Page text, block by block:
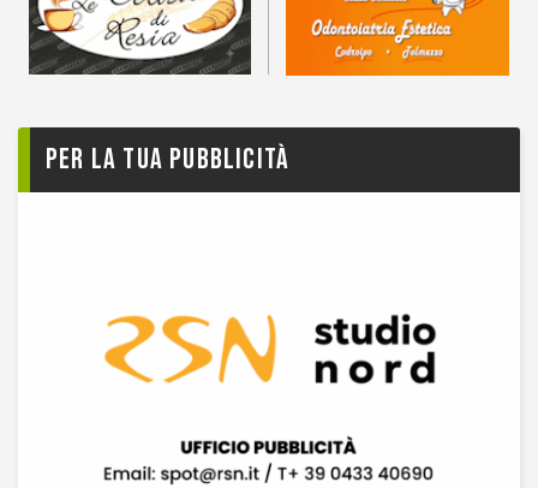
Per la tua pubblicità